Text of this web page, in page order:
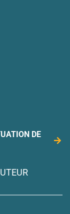
DE